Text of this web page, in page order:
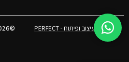
אפיון, עיצוב ופיתוח - PERFECT